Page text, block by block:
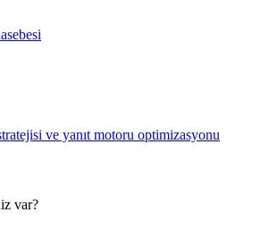
ve yanıt motoru optimizasyonu
var?